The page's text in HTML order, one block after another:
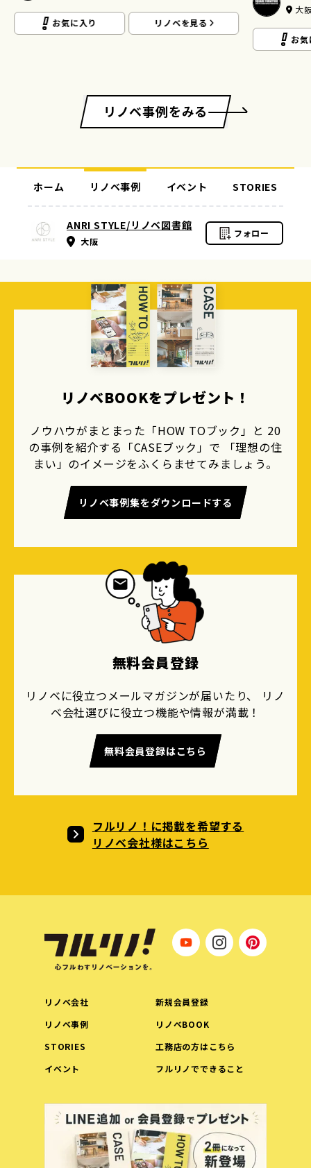
大阪
お
リノベ事例をみる
ANRI STYLE/リノベ図書館
大阪
フォロー
ホーム リノベ事例 イベント STORIES
リノベBOOKをプレゼント！
ノウハウがまとまった「HOW TOブック」と 20
の事例を紹介する「CASEブック」で 「理想の住
まい」のイメージをふくらませてみましょう。
リノベ事例集をダウンロードする
無料会員登録
リノベに役立つメールマガジンが届いたり、 リノ
ベ会社選びに役立つ機能や情報が満載！
無料会員登録はこちら
フルリノ！に掲載を希望する
リノベ会社様はこちら
リノベ会社
新規会員登録
リノベ事例
リノベBOOK
STORIES
工務店の方はこちら
イベント
フルリノでできること